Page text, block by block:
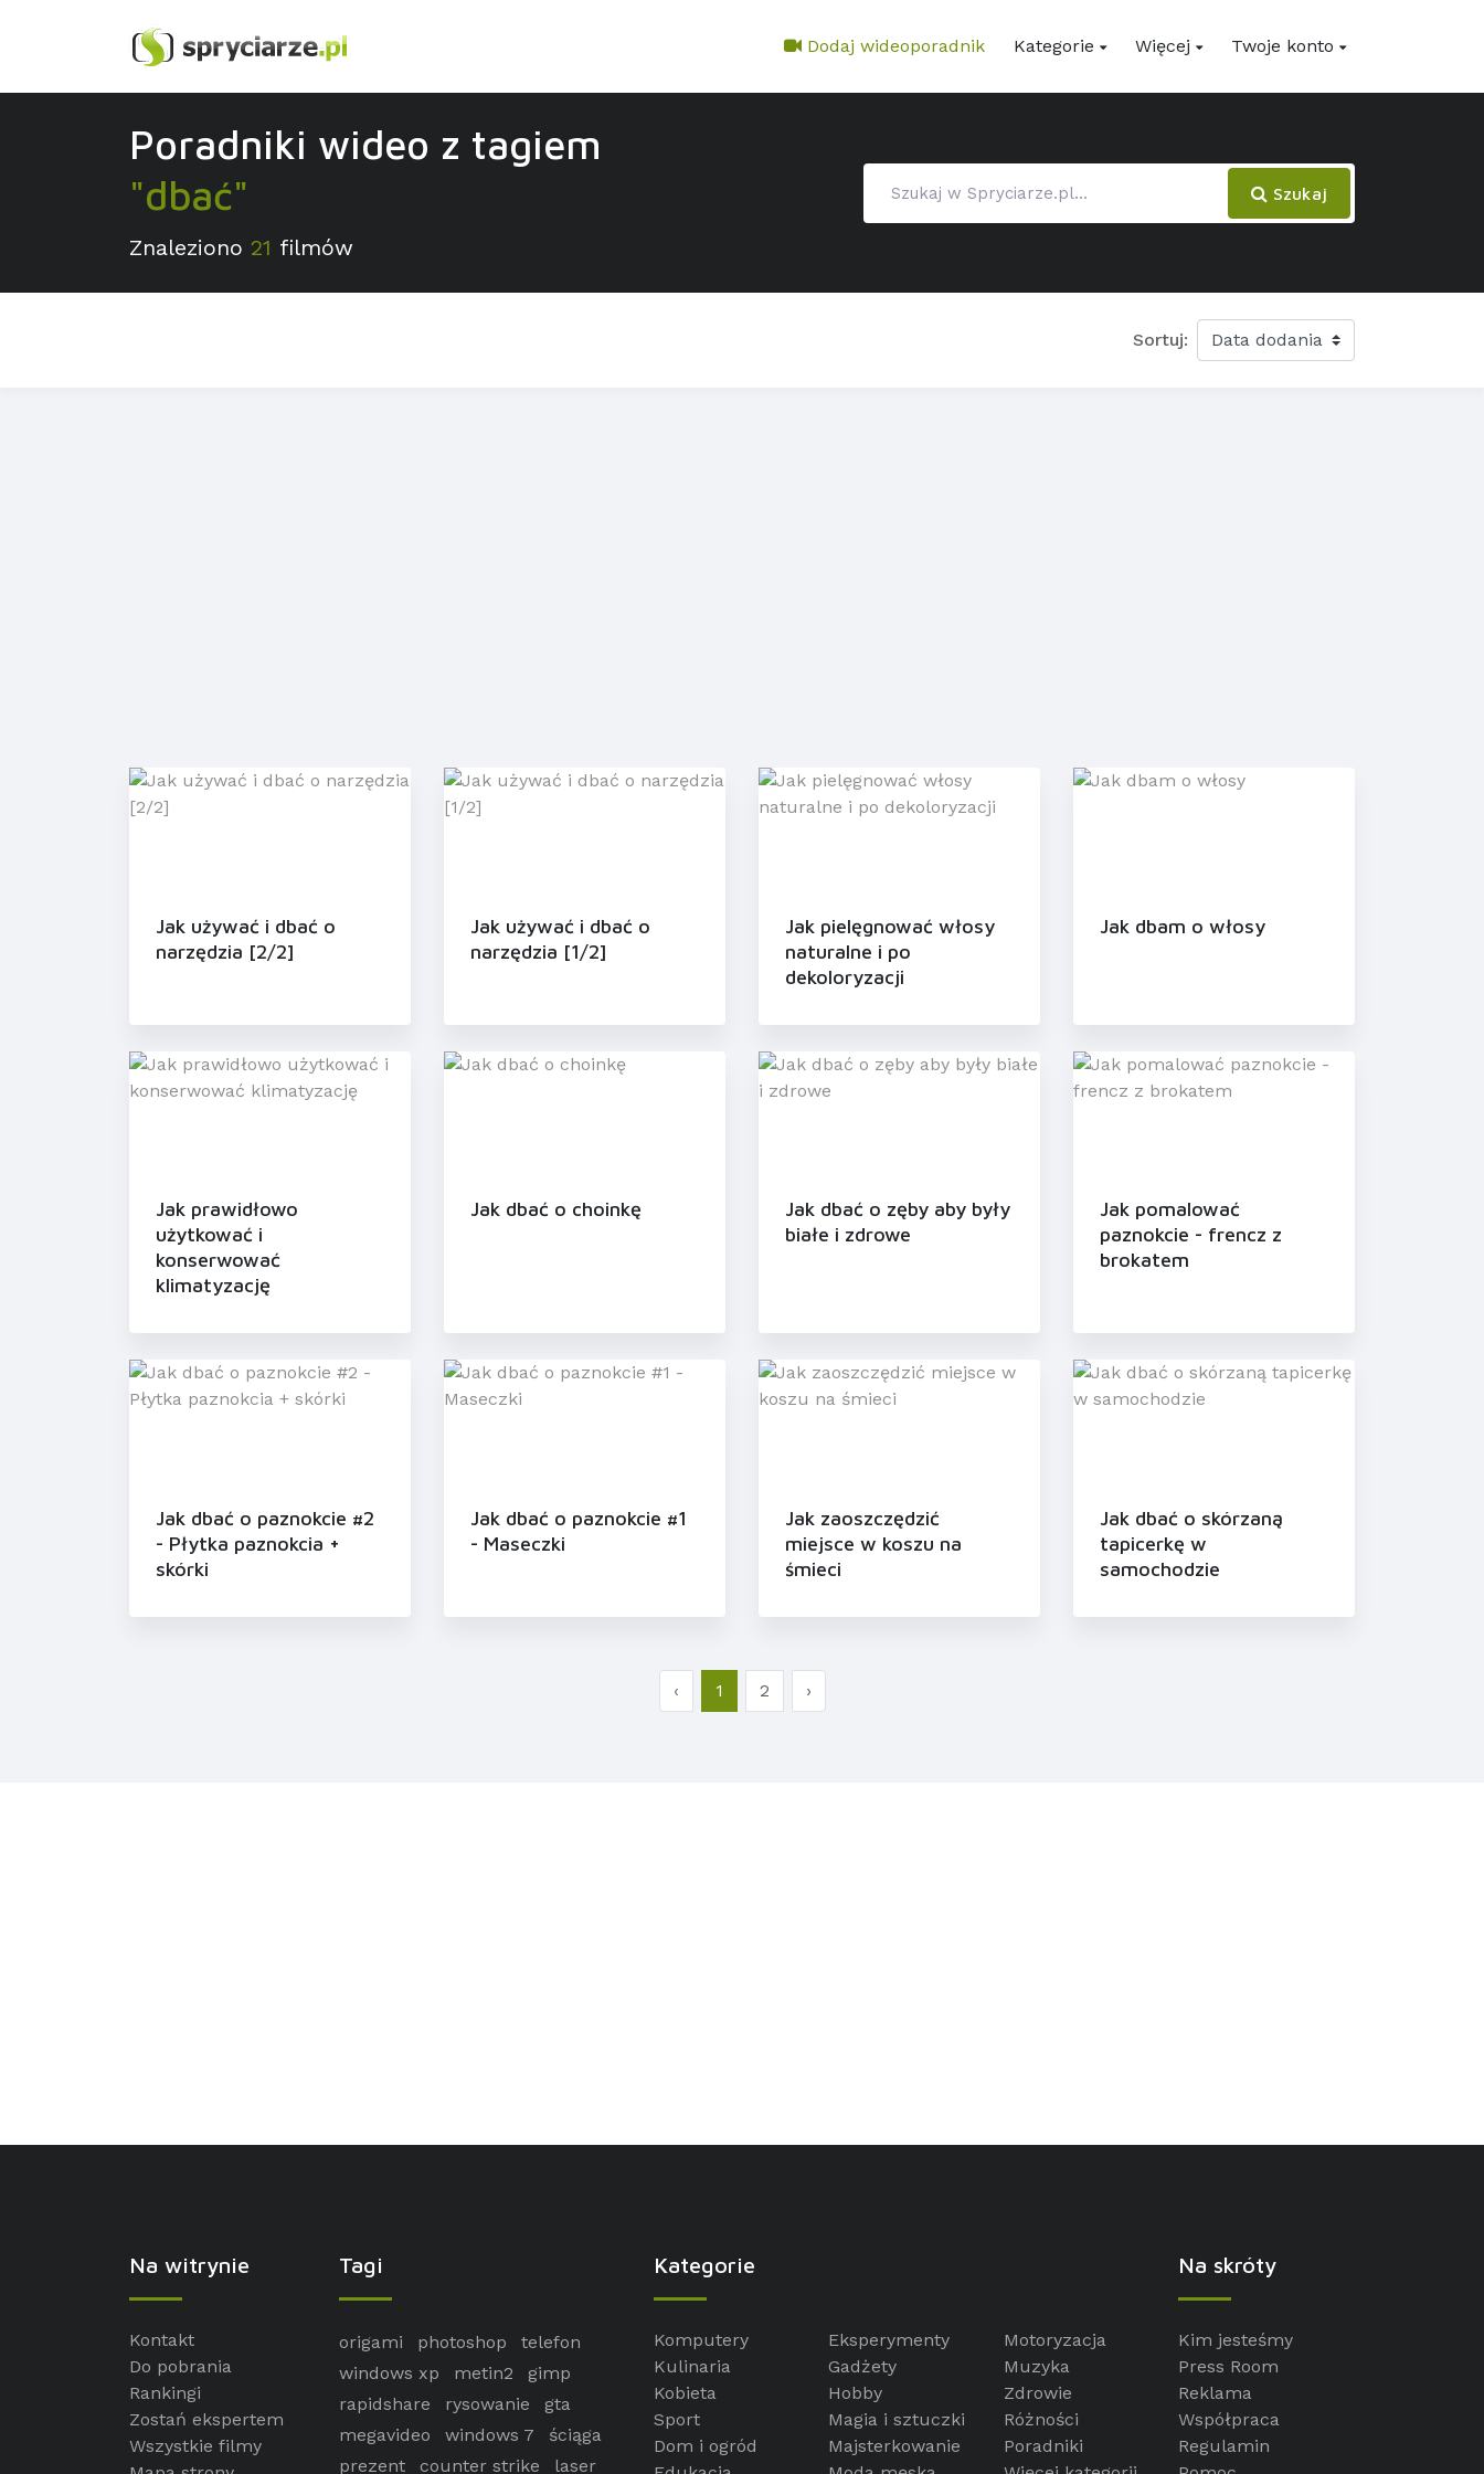
Dodaj wideoporadnik Kategorie Więcej Twoje konto
Poradniki wideo z tagiem
"dbać"
Znaleziono 21 filmów
Szukaj
Sortuj:
Jak używać i dbać o
narzędzia [2/2]
Jak używać i dbać o
narzędzia [1/2]
Jak pielęgnować włosy
naturalne i po
dekoloryzacji
Jak dbam o włosy
Jak prawidłowo
użytkować i
konserwować
klimatyzację
Jak dbać o choinkę
Jak dbać o zęby aby były
białe i zdrowe
Jak pomalować
paznokcie - frencz z
brokatem
Jak dbać o paznokcie #2
- Płytka paznokcia +
skórki
Jak dbać o paznokcie #1
- Maseczki
Jak zaoszczędzić
miejsce w koszu na
śmieci
Jak dbać o skórzaną
tapicerkę w
samochodzie
‹ 1 2 ›
Na witrynie
Kontakt
Do pobrania
Rankingi
Zostań ekspertem
Wszystkie filmy
Tagi
origami photoshop
telefon
windows xp
metin2
gimp
rapidshare
rysowanie
gta
megavideo
windows 7
ściąga
prezent
counter strike laser
Kategorie
Komputery
Kulinaria
Kobieta
Sport
Dom i ogród
Eksperymenty
Gadżety
Hobby
Magia i sztuczki
Majsterkowanie
Motoryzacja
Muzyka
Zdrowie
Różności
Poradniki
Na skróty
Kim jesteśmy
Press Room
Reklama
Współpraca
Regulamin